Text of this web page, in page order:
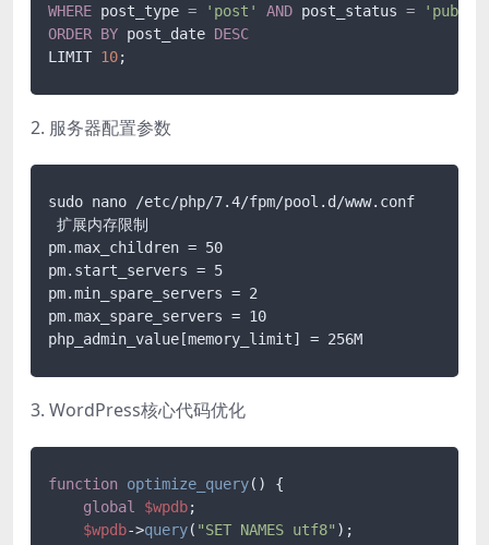
WHERE post_type = 'post' AND post_status =
ORDER BY post_date DESC
LIMIT 10
2. 服务器配置参数
sudo nano /etc/php/7.4/fpm/pool.d/www.conf
扩展内存限制
pm.max_children = 50
pm.start_servers = 5
pm.min_spare_servers = 2
pm.max_spare_servers = 10
3. WordPress核心代码优化
function optimize_query( ) {
global
$wpdb;
$wpdb->query( "SET NAMES utf8" );